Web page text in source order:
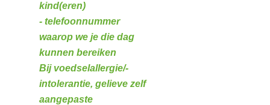
kind(eren)
- telefoonnummer
waarop we je die dag
kunnen bereiken
Bij voedselallergie/-
intolerantie, gelieve zelf
aangepaste